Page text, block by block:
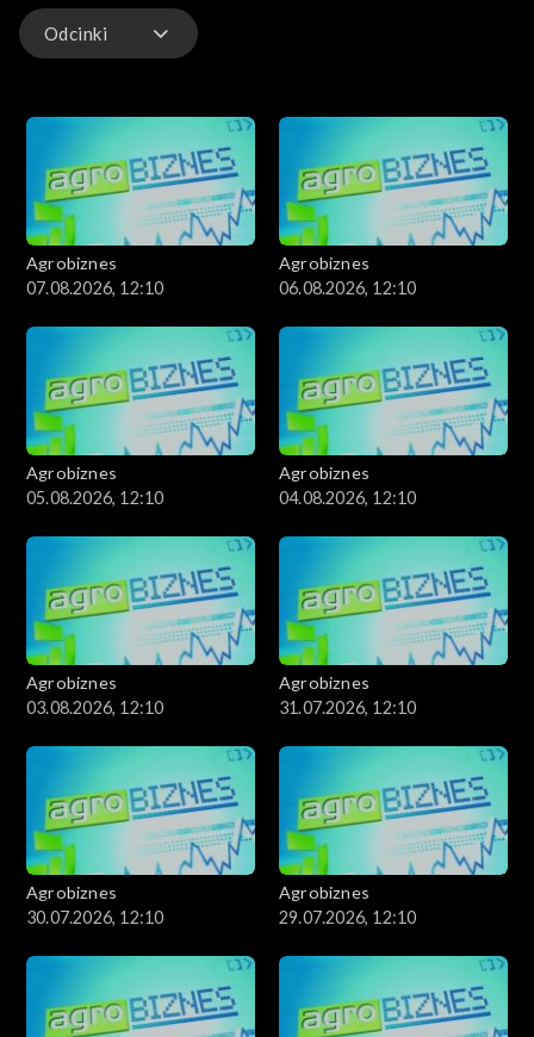
Odcinki
Agrobiznes
07.08.2026, 12:10
Agrobiznes
06.08.2026, 12:10
Agrobiznes
05.08.2026, 12:10
Agrobiznes
04.08.2026, 12:10
Agrobiznes
03.08.2026, 12:10
Agrobiznes
31.07.2026, 12:10
Agrobiznes
30.07.2026, 12:10
Agrobiznes
29.07.2026, 12:10